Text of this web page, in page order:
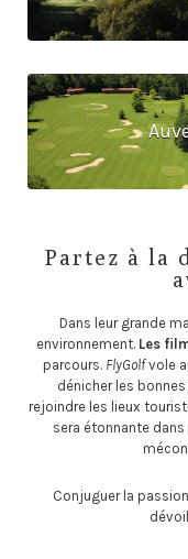
Partez à la
Dans leur grande
environnement. Les
parcours. FlyGolfvole
dénicher les
rejoindre les lieux
sera étonnante dans
Conjuguer la